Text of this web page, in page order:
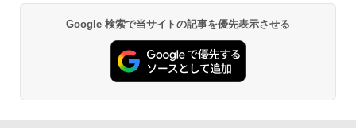
Google 検索で当サイトの記事を優先表示させる